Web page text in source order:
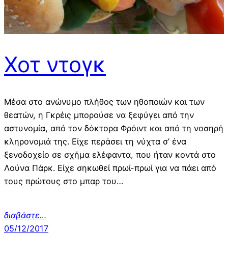
Χοτ ντογκ
Μέσα στο ανώνυμο πλήθος των ηθοποιών και των
θεατών, η Γκρέις μπορούσε να ξεφύγει από την
αστυνομία, από τον δόκτορα Φρόιντ και από τη νοσηρή
κληρονομιά της. Είχε περάσει τη νύχτα σ’ ένα
ξενοδοχείο σε σχήμα ελέφαντα, που ήταν κοντά στο
Λούνα Πάρκ. Είχε σηκωθεί πρωί-πρωί για να πάει από
τους πρώτους στο μπαρ του…
διαβάστε…
05/12/2017